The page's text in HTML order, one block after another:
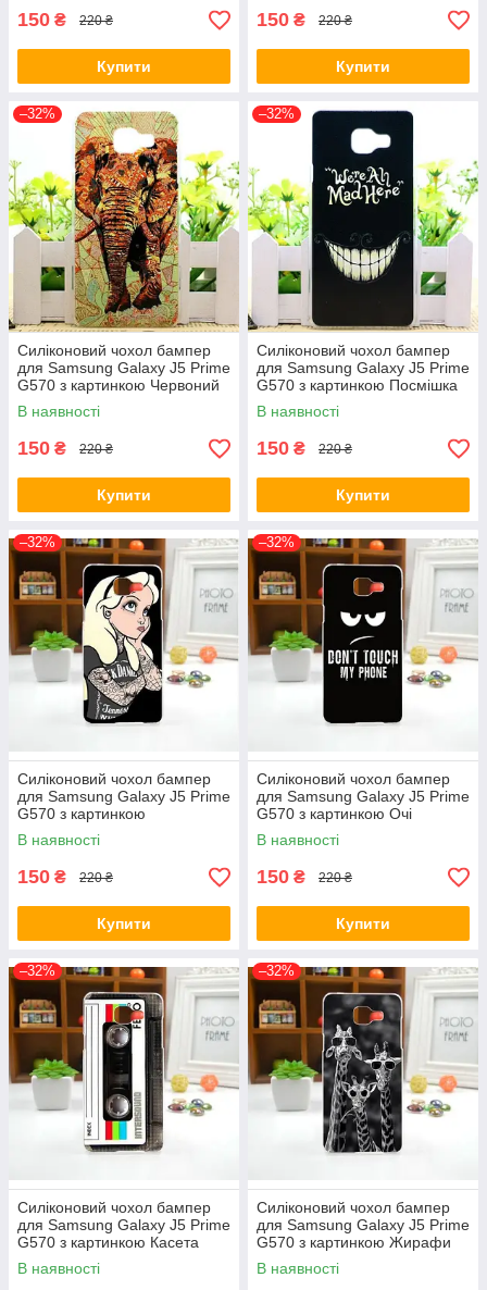
150 ₴ 220 ₴
Купити
150 ₴ 220 ₴
Купити
–32%
Силіконовий чохол бампер
для Samsung Galaxy J5 Prime
G570 з картинкою Червоний
слон
В наявності
150 ₴ 220 ₴
Купити
–32%
Силіконовий чохол бампер
для Samsung Galaxy J5 Prime
G570 з картинкою Посмішка
В наявності
150 ₴ 220 ₴
Купити
–32%
Силіконовий чохол бампер
для Samsung Galaxy J5 Prime
G570 з картинкою
Попелюшка
В наявності
150 ₴ 220 ₴
Купити
–32%
Силіконовий чохол бампер
для Samsung Galaxy J5 Prime
G570 з картинкою Очі
В наявності
150 ₴ 220 ₴
Купити
–32%
Силіконовий чохол бампер
для Samsung Galaxy J5 Prime
G570 з картинкою Касета
В наявності
–32%
Силіконовий чохол бампер
для Samsung Galaxy J5 Prime
G570 з картинкою Жирафи
В наявності